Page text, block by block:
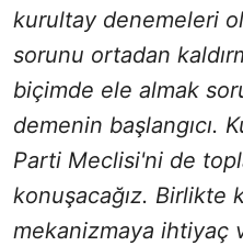
kurultay denemeleri
sorunu ortadan
biçimde ele almak
demenin başlangıcı.
Parti Meclisi'ni de
konuşacağız. Birlikte
mekanizmaya ihtiyaç